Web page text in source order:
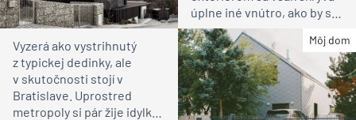
úplne iné vnútro, ako by ste
čakali
Môj dom
Vyzerá ako vystrihnutý
z typickej dedinky, ale
v skutočnosti stojí v
Bratislave. Uprostred
metropoly si pár žije idylku